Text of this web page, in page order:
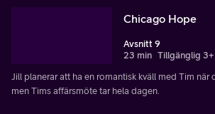
Chicago Hope
Avsnitt 9
23 min Tillgänglig
Jill planerar att ha en romantisk kväll med Tim när
men Tims affärsmöte tar hela dagen.